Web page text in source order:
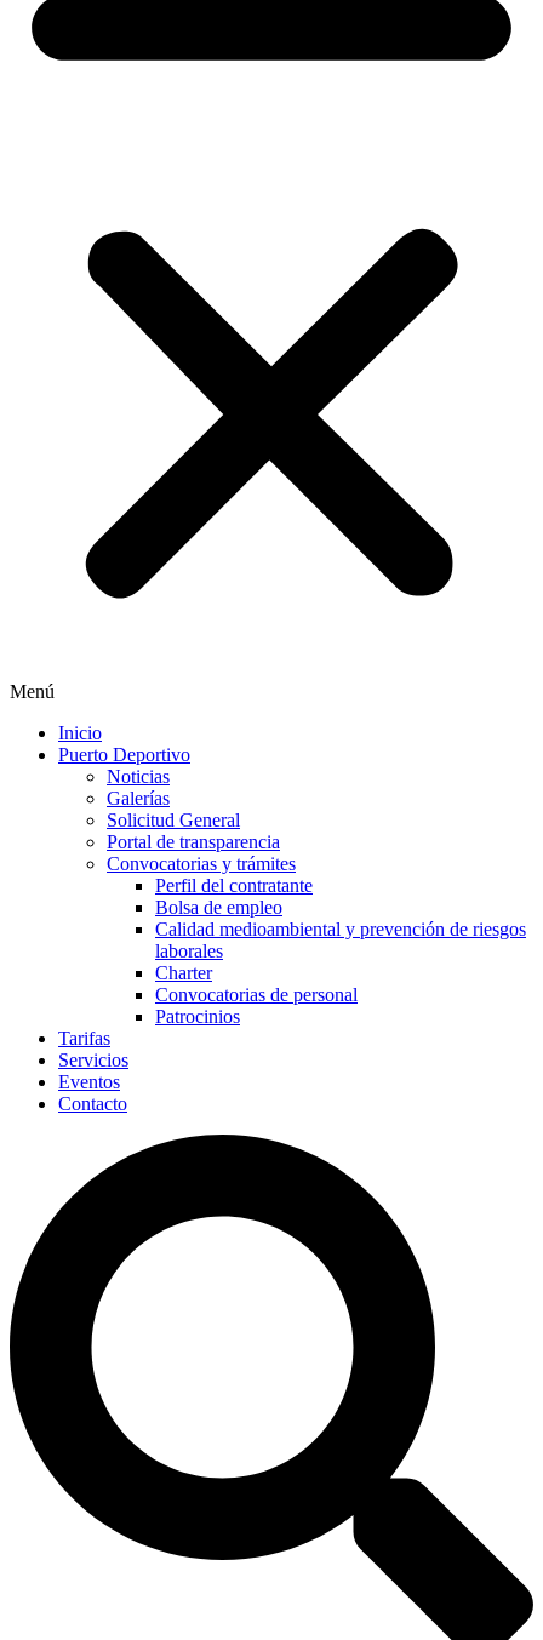
Menú
Inicio
Puerto Deportivo
Noticias
Galerías
Solicitud General
Portal de transparencia
Convocatorias y trámites
Perfil del contratante
Bolsa de empleo
Calidad medioambiental y prevención de riesgos
laborales
Charter
Convocatorias de personal
Patrocinios
Tarifas
Servicios
Eventos
Contacto